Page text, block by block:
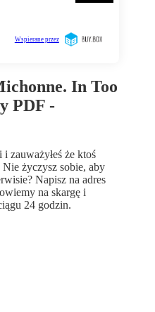
In Too
PDF -
zauważyłeś że ktoś
życzysz sobie, aby
Napisz na adres
na skargę i
24 godzin.